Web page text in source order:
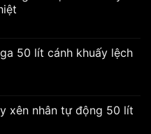
50 lít cánh khuấy lệch
xên nhân tự động 50 lít